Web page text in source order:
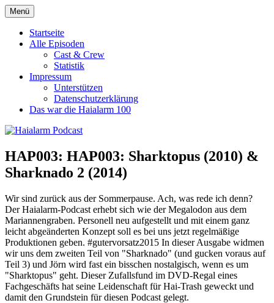
Zum
Inhalt
springen
Haialarm Podcast
Benni und Jörn sprechen über Haifilme
Menü
Startseite
Alle Episoden
Cast & Crew
Statistik
Impressum
Unterstützen
Datenschutzerklärung
Das war die Haialarm 100
HAP003: HAP003: Sharktopus (2010) &
Sharknado 2 (2014)
Wir sind zurück aus der Sommerpause. Ach, was rede ich denn?
Der Haialarm-Podcast erhebt sich wie der Megalodon aus dem
Mariannengraben. Personell neu aufgestellt und mit einem ganz
leicht abgeänderten Konzept soll es bei uns jetzt regelmäßige
Produktionen geben. #gutervorsatz2015 In dieser Ausgabe widmen
wir uns dem zweiten Teil von "Sharknado" (und gucken voraus auf
Teil 3) und Jörn wird fast ein bisschen nostalgisch, wenn es um
"Sharktopus" geht. Dieser Zufallsfund im DVD-Regal eines
Fachgeschäfts hat seine Leidenschaft für Hai-Trash geweckt und
damit den Grundstein für diesen Podcast gelegt.